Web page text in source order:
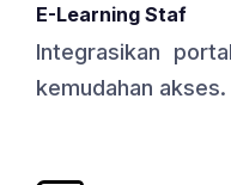
E-Learning Staf
Integrasikan
kemudahan akses.